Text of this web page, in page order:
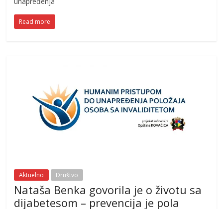
Read more
Aktuelno Društvo
Nataša Benka govorila je o životu sa
dijabetesom – prevencija je pola